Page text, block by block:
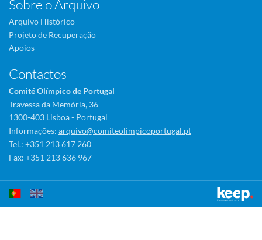
Sobre o Arquivo
Arquivo Histórico
Projeto de Recuperação
Apoios
Contactos
Comité Olímpico de Portugal
Travessa da Memória, 36
1300-403 Lisboa - Portugal
Informações: arquivo@comiteolimpicoportugal.pt
Tel.: +351 213 617 260
Fax: +351 213 636 967